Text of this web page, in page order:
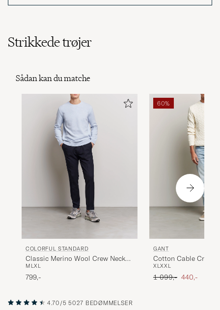
Strikkede trøjer
Sådan kan du matche
COLORFUL STANDARD
Classic Merino Wool Crew Neck
Polar Blue
M LXL
799,-
60%
GANT
Cotton Cable Crew
XLXXL
Ordinary pris
1 099,- Nedsat pris
440,-
4.70/5 5027 BEDØMMELSER